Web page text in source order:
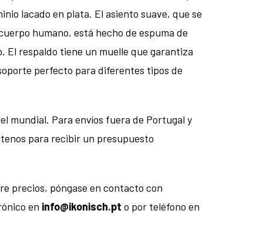
lacado en plata. El asiento suave, que se
humano, está hecho de espuma de
El respaldo tiene un muelle que garantiza
perfecto para diferentes tipos de
mundial. Para envíos fuera de Portugal y
para recibir un presupuesto
precios, póngase en contacto con
en info@ikonisch.pt o por teléfono en